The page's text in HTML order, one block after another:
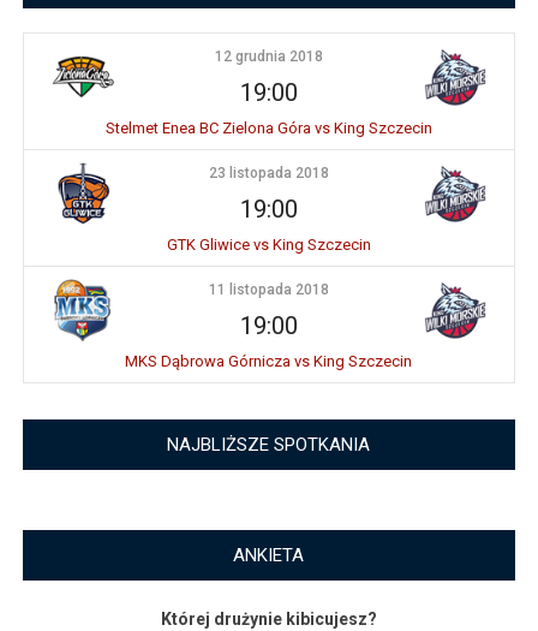
12 grudnia 2018
19:00
Stelmet Enea BC Zielona Góra vs King Szczecin
23 listopada 2018
19:00
GTK Gliwice vs King Szczecin
11 listopada 2018
19:00
MKS Dąbrowa Górnicza vs King Szczecin
NAJBLIŻSZE SPOTKANIA
ANKIETA
Której drużynie kibicujesz?